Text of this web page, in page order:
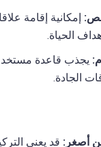
إمكانية إقامة
الحياة.
يجذب قاعدة
الجادة.
أصغر: قد يعني